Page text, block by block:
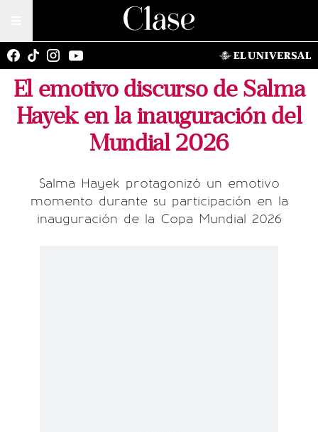
El emotivo discurso de Salma
Hayek en la inauguración del
Mundial 2026
Salma Hayek protagonizó un emotivo
momento durante su participación en la
inauguración de la Copa Mundial 2026